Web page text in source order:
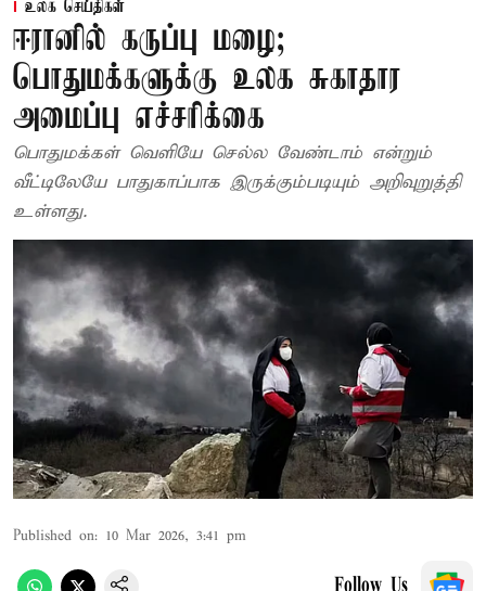
உலக செய்திகள்
ஈரானில் கருப்பு மழை;
பொதுமக்களுக்கு உலக சுகாதார
அமைப்பு எச்சரிக்கை
பொதுமக்கள் வெளியே செல்ல வேண்டாம் என்றும்
வீட்டிலேயே பாதுகாப்பாக இருக்கும்படியும் அறிவுறுத்தி
உள்ளது.
Published on: 10 Mar 2026, 3:41 pm
Follow Us